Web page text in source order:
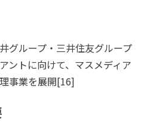
グループ・三井住友グループ
ントに向けて、マスメディア
事業を展開[16]